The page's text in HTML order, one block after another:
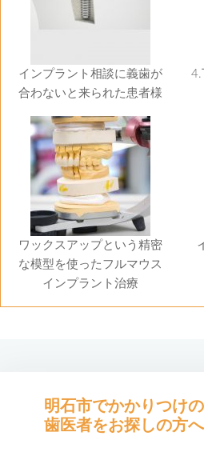
インプラント相談に義歯が
合わないと来られた患者様
4.
ワックスアップという精密
な模型を使ったフルマウス
インプラント治療
明石市でかかりつけの
歯医者をお探しの方へ